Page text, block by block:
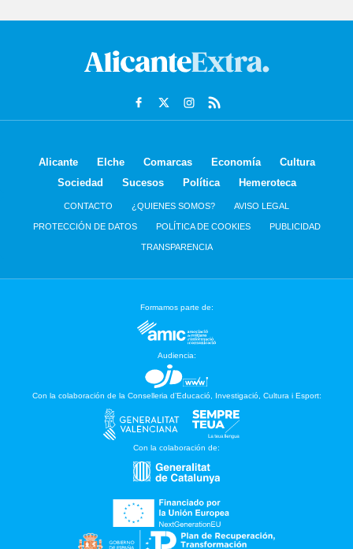
Alicante Elche Comarcas Economía
Cultura
Sociedad
Sucesos Política Hemeroteca
CONTACTO ¿QUIENES SOMOS? AVISO LEGAL
PROTECCIÓN DE DATOS POLÍTICA DE COOKIES PUBLICIDAD
TRANSPARENCIA
Formamos parte de:
Audiencia:
Con la colaboración de la Conselleria d’Educació, Investigació, Cultura i Esport:
Con la colaboración de: